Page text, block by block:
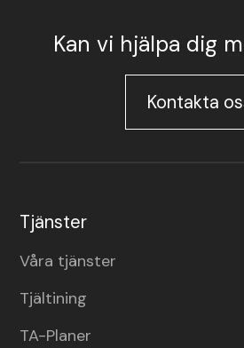
Kan vi hjälpa dig
Kontakta
Tjänster
Våra tjänster
Tjältining
TA-Planer